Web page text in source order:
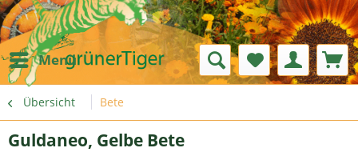
Menü
Übersicht Bete
Guldaneo, Gelbe Bete